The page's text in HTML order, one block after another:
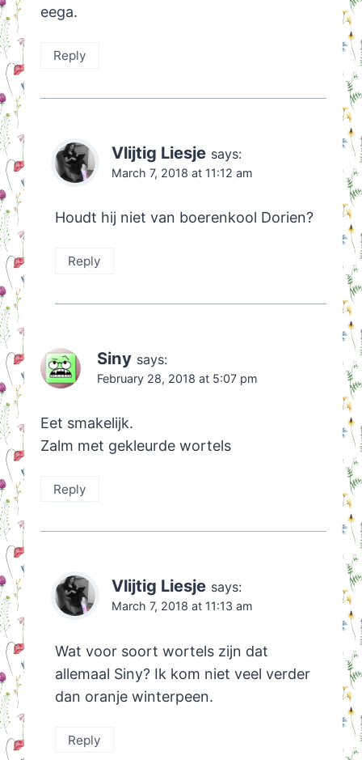
eega.
Reply
Vlijtig Liesje says:
March 7, 2018 at 11:12 am
Houdt hij niet van boerenkool Dorien?
Reply
Siny says:
February 28, 2018 at 5:07 pm
Eet smakelijk.
Zalm met gekleurde wortels
Reply
Vlijtig Liesje says:
March 7, 2018 at 11:13 am
Wat voor soort wortels zijn dat
allemaal Siny? Ik kom niet veel verder
dan oranje winterpeen.
Reply